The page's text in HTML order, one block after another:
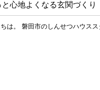
と心地よくなる玄関づくり
は。 磐田市のしんせつハウス